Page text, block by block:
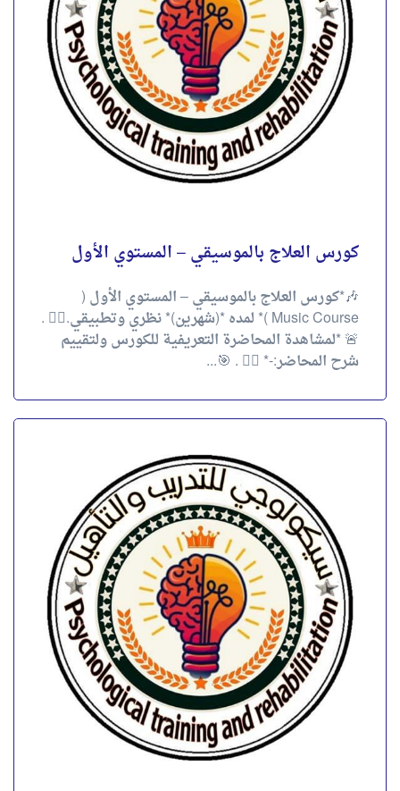
كورس العلاج بالموسيقي – المستوي الأول
🎶*كورس العلاج بالموسيقي – المستوي الأول (
Music Course )* لمده *(شهرين)* نظري وتطبيقي.✌🏻 .
🚨 *لمشاهدة المحاضرة التعريفية للكورس ولتقييم
شرح المحاضر:-* 👇🏻 . 🎯...
تقييم4.00
out of 5
احجز الآن
كورس التغذية العلاجية وعلاقتها بالصحة
النفسية ٢
🫣*كورس التغذية العلاجية وعلاقتها بالصحة
النفسية لمده (شهرين)✌🏻.* . 🎥 لمشاهده المحاضره
التعريفية للكورس ولتقييم شرح المحاضر 👇🏻 . 📛
*التغذية السليمة* لها دور كبير...
تقييم
4.00
out of 5
احجز الآن